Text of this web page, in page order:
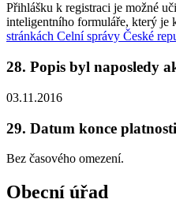
Přihlášku k registraci je možné
inteligentního formuláře, který je
stránkách Celní správy České
28. Popis byl naposledy
03.11.2016
29. Datum konce
Bez časového omezení.
Obecní úřad